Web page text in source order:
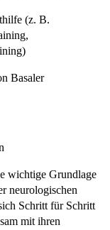
(z. B.
Basaler
wichtige Grundlage
neurologischen
Schritt für Schritt
mit ihren